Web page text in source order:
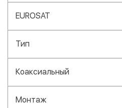
EUROSAT
Тип
Коаксиальный
Монтаж